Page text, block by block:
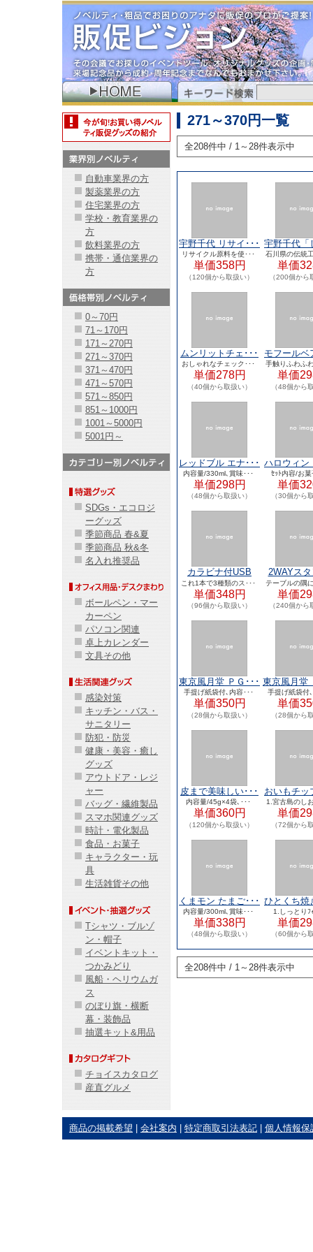
271～370円一覧
全208件中 / 1～28件表示中
宇野千代 リサイ･･･
リサイクル原料を使･･･
単価358円
（120個から取扱い）
宇野千代「
石川県の伝統
単価
（200個から
ムンリットチェ･･･
おしゃれなチェック･･･
単価278円
（40個から取扱い）
モフール
手触りふわふ
単価
（48個から
レッドブル エナ･･･
内容量/330ml､賞味･･･
単価298円
（48個から取扱い）
ハロウィ
ｾｯﾄ内容/お
単価
（30個から
カラビナ付USB
マ･･･
これ1本で3種類のス･･･
単価348円
（96個から取扱い）
2WAYス
ッ･･
テーブルの隅
単価
（240個から
東京風月堂 ＰＧ･･･
手提げ紙袋付､内容･･･
単価350円
（28個から取扱い）
東京風月堂
手提げ紙袋付
単価
（28個から
皮まで美味しい･･･
内容量/45g×4袋､･･･
単価360円
（120個から取扱い）
おいもチッ
1.宮古島のし
単価
（72個から
くまモン たまご･･･
内容量/300ml､賞味･･･
単価338円
（48個から取扱い）
ひとくち焼
1.しっとりﾌ
単価
（60個から
全208件中 / 1～28件表示中
自動車業界の方
製薬業界の方
住宅業界の方
学校・教育業界の
方
飲料業界の方
携帯・通信業界の
方
0～70円
71～170円
171～270円
271～370円
371～470円
471～570円
571～850円
851～1000円
1001～5000円
5001円～
SDGs・エコロジ
ーグッズ
季節商品 春&夏
季節商品 秋&冬
名入れ推奨品
ボールペン・マー
カーペン
パソコン関連
卓上カレンダー
文具その他
感染対策
キッチン・バス・
サニタリー
防犯・防災
健康・美容・癒し
グッズ
アウトドア・レジ
ャー
バッグ・繊維製品
スマホ関連グッズ
時計・電化製品
食品・お菓子
キャラクター・玩
具
生活雑貨その他
Tシャツ・ブルゾ
ン・帽子
イベントキット・
つかみどり
風船・ヘリウムガ
ス
のぼり旗・横断
幕・装飾品
抽選キット&用品
チョイスカタログ
産直グルメ
商品の掲載希望 会社案内 特定商取引法表記 個人情報保